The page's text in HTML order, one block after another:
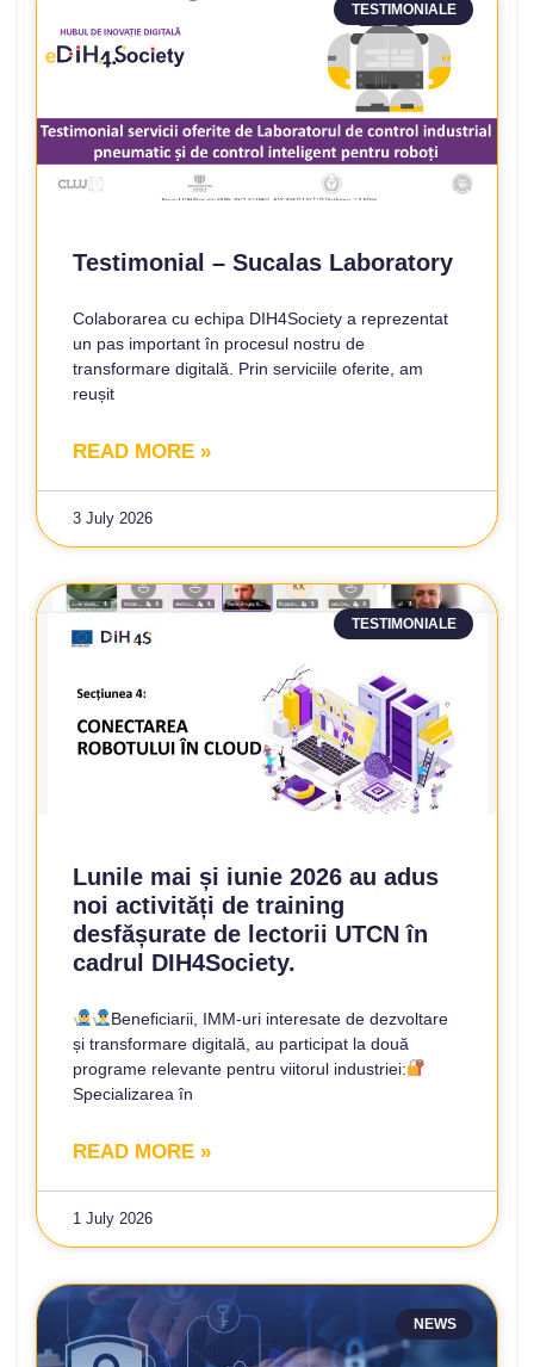
TESTIMONIALE
Testimonial – Sucalas Laboratory
Colaborarea cu echipa DIH4Society a reprezentat
un pas important în procesul nostru de
transformare digitală. Prin serviciile oferite, am
reușit
READ MORE »
3 July 2026
TESTIMONIALE
Lunile mai și iunie 2026 au adus
noi activități de training
desfășurate de lectorii UTCN în
cadrul DIH4Society.
Beneficiarii, IMM-uri interesate de dezvoltare
și transformare digitală, au participat la două
programe relevante pentru viitorul industriei:
Specializarea în
READ MORE »
1 July 2026
NEWS